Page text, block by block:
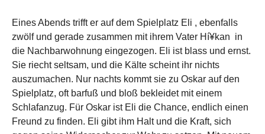
Eines Abends trifft er auf dem Spielplatz Eli , ebenfalls
zwölf und gerade zusammen mit ihrem Vater Hí¥kan in
die Nachbarwohnung eingezogen. Eli ist blass und ernst.
Sie riecht seltsam, und die Kälte scheint ihr nichts
auszumachen. Nur nachts kommt sie zu Oskar auf den
Spielplatz, oft barfuß und bloß bekleidet mit einem
Schlafanzug. Für Oskar ist Eli die Chance, endlich einen
Freund zu finden. Eli gibt ihm Halt und die Kraft, sich